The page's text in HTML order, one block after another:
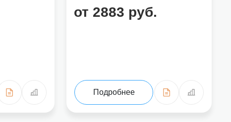
от 2883 руб.
Подробнее